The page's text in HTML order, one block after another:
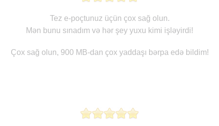
Tez e-poçtunuz üçün çox sağ olun.
Mən bunu sınadım və hər şey yuxu kimi işləyirdi!
Çox sağ olun, 900 MB-dan çox yaddaşı bərpa edə bildim!